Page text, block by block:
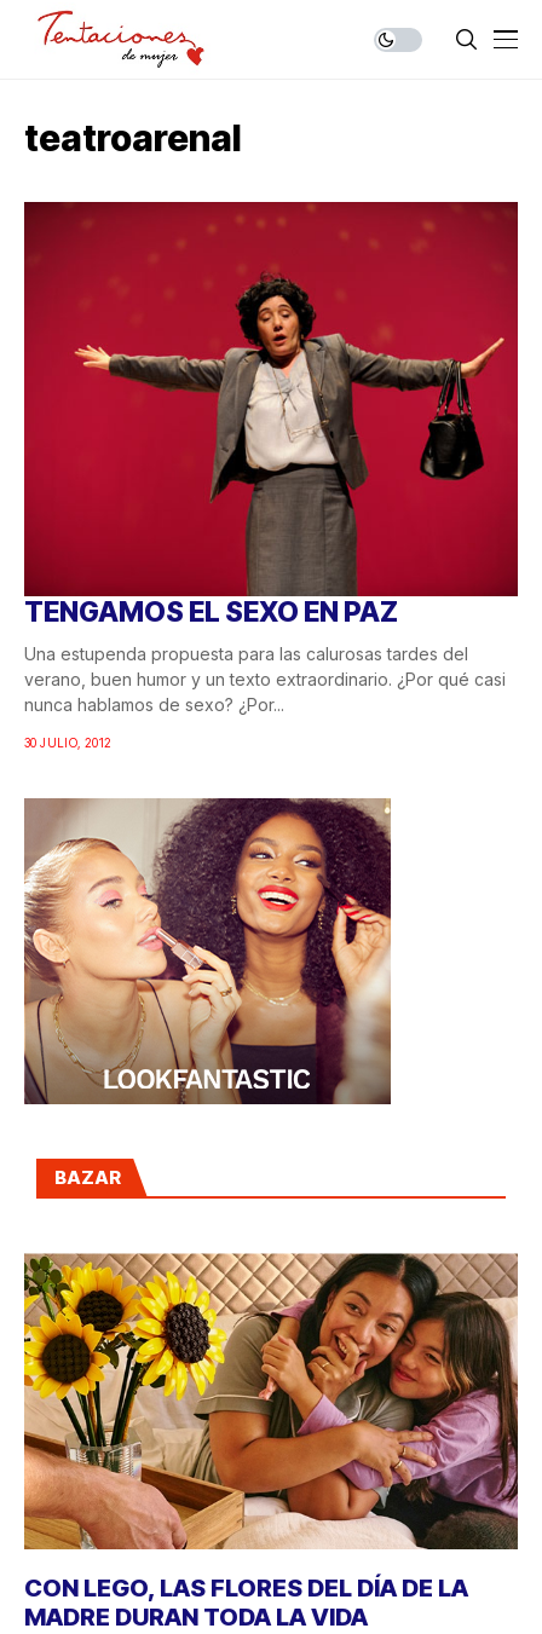
teatroarenal
TENGAMOS EL SEXO EN PAZ
Una estupenda propuesta para las calurosas tardes del
verano, buen humor y un texto extraordinario. ¿Por qué casi
nunca hablamos de sexo? ¿Por...
30 JULIO, 2012
BAZAR
CON LEGO, LAS FLORES DEL DÍA DE LA
MADRE DURAN TODA LA VIDA